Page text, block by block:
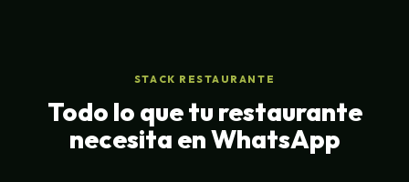
STACK RESTAURANTE
Todo lo que tu restaurante
necesita en WhatsApp